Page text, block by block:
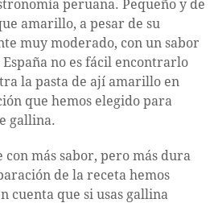
peruana. Pequeño y de
amarillo, a pesar de su
muy moderado, con un sabor
no es fácil encontrarlo
la pasta de ají amarillo en
que hemos elegido para
gallina.
con más sabor, pero más dura
de la receta hemos
cuenta que si usas gallina